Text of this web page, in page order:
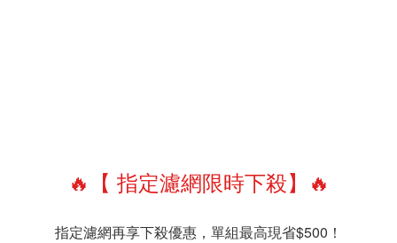
🔥【 指定濾網限時下殺】🔥
指定濾網再享下殺優惠，單組最高現省$500！